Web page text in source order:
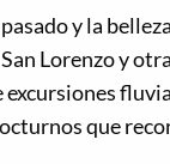
y la
Lorenzo y
que